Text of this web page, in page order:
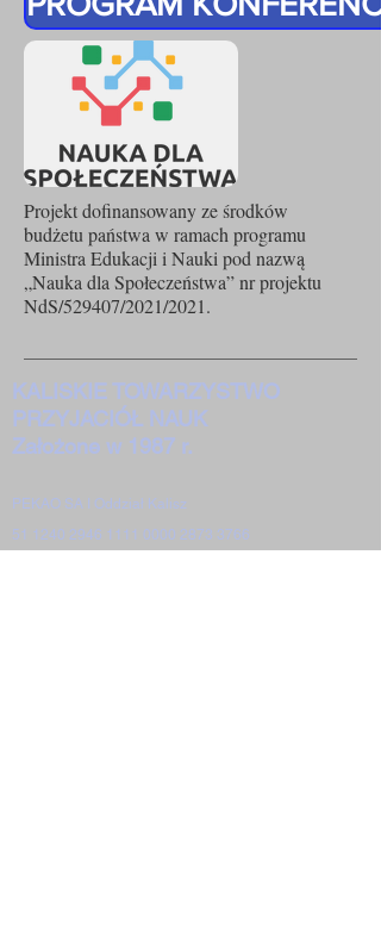
Projekt dofinansowany ze środków
budżetu państwa w ramach programu
Ministra Edukacji i Nauki pod nazwą
„Nauka dla Społeczeństwa” nr projektu
NdS/529407/2021/2021.
KALISKIE TOWARZYSTWO
PRZYJACIÓŁ NAUK
Założone w 1987 r.
PEKAO SA I Oddział Kalisz
51 1240 2946 1111 0000 2873 3766